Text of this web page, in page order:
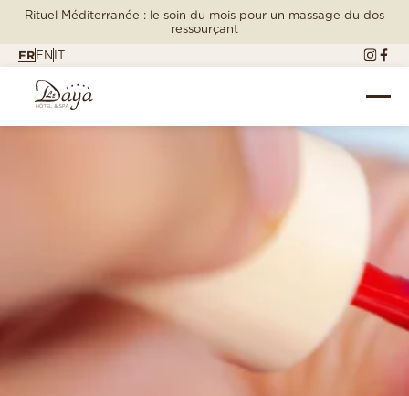
Rituel Méditerranée : le soin du mois pour un massage du dos
ressourçant
FR EN IT